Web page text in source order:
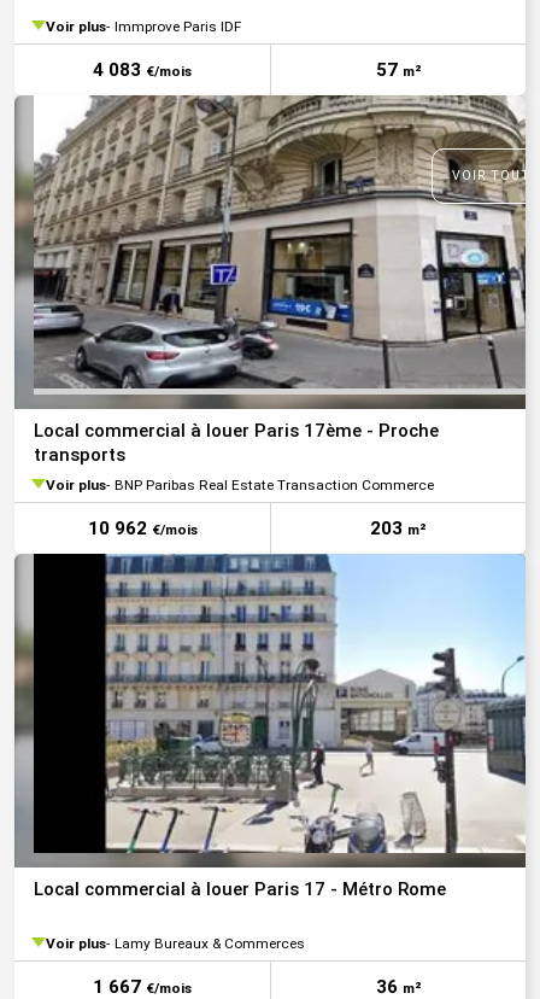
Voir plus Immprove Paris IDF
4 083 €/mois 57 m²
VOIR
Local commercial à louer Paris 17ème - Proche
transports
Voir plus BNP Paribas Real Estate Transaction Commerce
10 962 €/mois 203 m²
Local commercial à louer Paris 17 - Métro Rome
Voir plus Lamy Bureaux & Commerces
1 667 €/mois 36 m²